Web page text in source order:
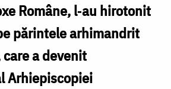
Române, l‑au hirotonit
părintele arhimandrit
a devenit
Arhiepiscopiei